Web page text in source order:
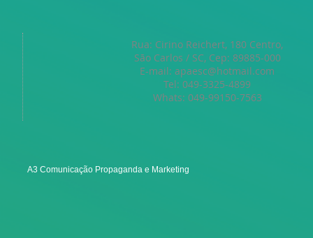
Rua: Cirino Reichert, 180 Centro,
São Carlos / SC, Cep: 89885-000
E-mail: apaesc@hotmail.com
Tel: 049-3325-4899
Whats: 049-99150-7563
A3 Comunicação Propaganda e Marketing